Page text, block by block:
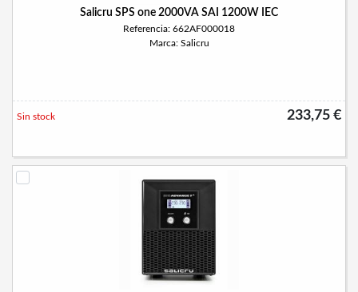
Salicru SPS one 2000VA SAI 1200W IEC
Referencia: 662AF000018
Marca: Salicru
233,75 €
Sin stock